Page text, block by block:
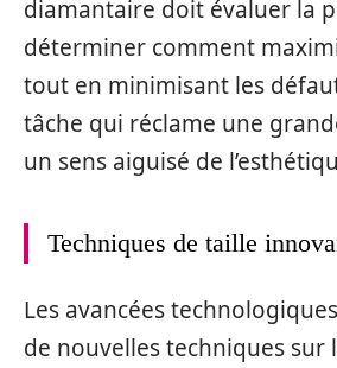
diamantaire doit évaluer la
déterminer comment
tout en minimisant les
tâche qui réclame une
un sens aiguisé de
Techniques de taille
Les avancées
de nouvelles techniques sur